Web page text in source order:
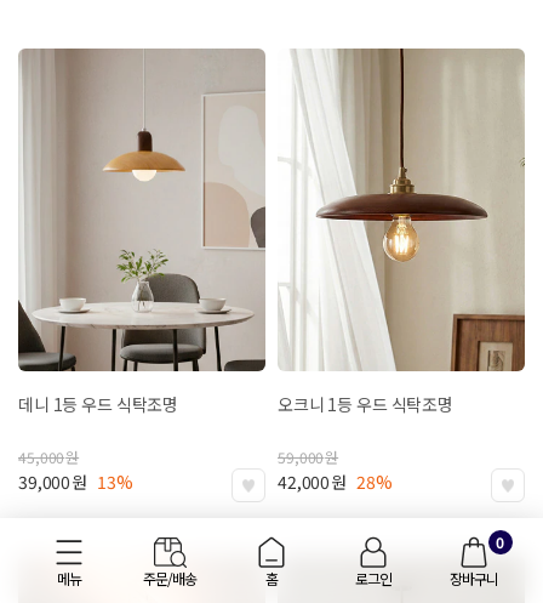
메뉴 주문/배송 홈 로그인 장바구니
0
데니 1등 우드 식탁조명
45,000원
39,000원 13%
오크니 1등 우드 식탁조명
59,000원
42,000원 28%